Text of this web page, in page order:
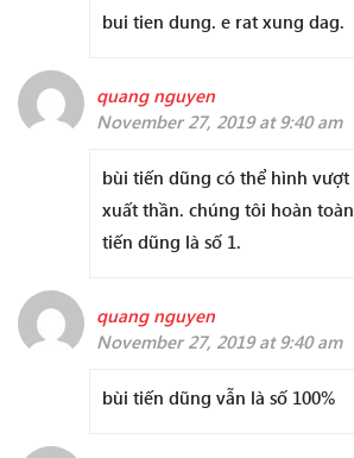
bui tien dung. e rat xung dag.
quang nguyen
November 27, 2019 at 9:40 am
bùi tiến dũng có thể hình
xuất thần. chúng tôi hoàn
tiến dũng là số 1.
quang nguyen
November 27, 2019 at 9:40 am
bùi tiến dũng vẫn là số 100%